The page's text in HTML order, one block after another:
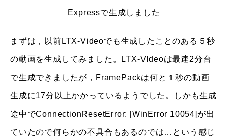
Expressで生成しました
まずは，以前LTX-Videoでも生成したことのある５秒
の動画を生成してみました。LTX-VIdeoは最速2分台
で生成できましたが，FramePackは何と１秒の動画
生成に17分以上かかっているようでした。しかも生成
途中でConnectionResetError: [WinError 10054]が出
ていたので何らかの不具合もあるのでは…という感じ